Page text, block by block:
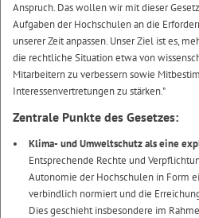
Anspruch. Das wollen wir mit dieser
Aufgaben der Hochschulen an die
unserer Zeit anpassen. Unser Ziel ist es,
die rechtliche Situation etwa von
Mitarbeitern zu verbessern sowie
Interessenvertretungen zu stärken."
Zentrale Punkte des Gesetzes:
Klima- und Umweltschutz als eine
Entsprechende Rechte und
Autonomie der Hochschulen in Form
verbindlich normiert und die
Dies geschieht insbesondere im